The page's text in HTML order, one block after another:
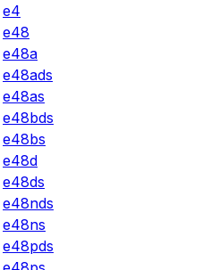
e4
e48
e48a
e48ads
e48as
e48bds
e48bs
e48d
e48ds
e48nds
e48ns
e48pds